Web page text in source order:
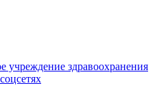
учреждение здравоохранения